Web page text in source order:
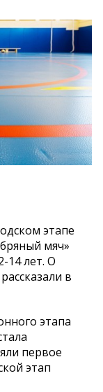
этапе
мяч»
14 лет. О
в
этапа
первое
этап